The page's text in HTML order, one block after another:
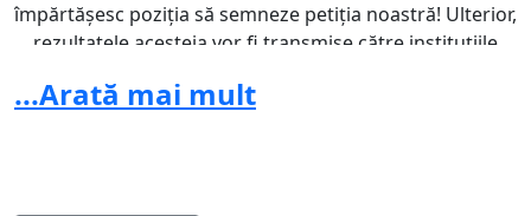
împărtășesc poziția să semneze petiția noastră! Ulterior,
rezultatele acesteia vor fi transmise către instituțiile
Consiliul Studenților din Universitatea Babeș-Bolyai
...Arată mai mult